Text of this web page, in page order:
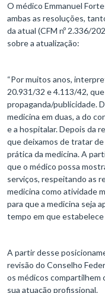
O médico Emmanuel
ambas as resoluções,
da atual (CFM nº 2.336/
sobre a atualização:
“Por muitos anos,
20.931/32 e 4.113/42,
propaganda/publicidade.
medicina em duas, a do
e a hospitalar. Depois da
que deixamos de tratar
prática da medicina. A
que o médico possa
serviços, respeitando as
medicina como atividade
para que a medicina seja
tempo em que estabelece
A partir desse
revisão do Conselho
os médicos compartilhem
sua atuação profissional.